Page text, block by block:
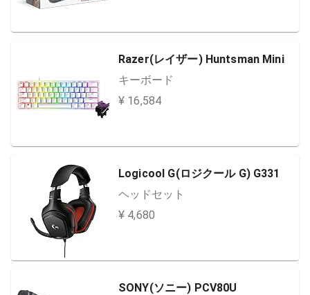
Razer(レイザー) Huntsman Mini
キーボード
¥ 16,584
Logicool G(ロジクール G) G331
ヘッドセット
¥ 4,680
SONY(ソニー) PCV80U